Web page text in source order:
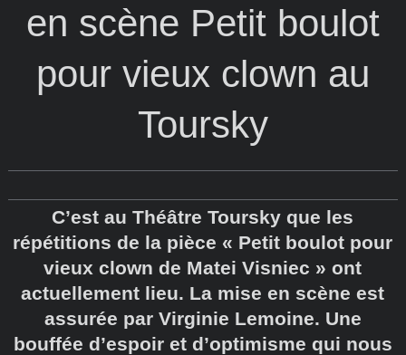
en scène Petit boulot
pour vieux clown au
Toursky
C’est au Théâtre Toursky que les
répétitions de la pièce « Petit boulot pour
vieux clown de Matei Visniec » ont
actuellement lieu. La mise en scène est
assurée par Virginie Lemoine. Une
bouffée d’espoir et d’optimisme qui nous